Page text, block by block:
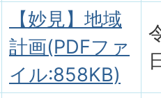
【妙見】地域
計画(PDFファ
イル:858KB)